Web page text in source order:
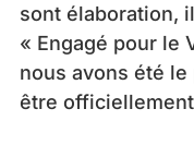
sont élaboration,
« Engagé pour le
nous avons été le
être